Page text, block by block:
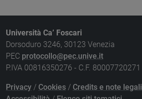
Università Ca’ Foscari
Dorsoduro 3246, 30123 Venezia
PEC protocollo@pec.unive.it
P.IVA 00816350276 - C.F. 80007720271
Privacy / Cookies / Credits e note legali